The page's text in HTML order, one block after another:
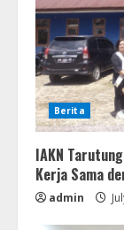
Berita
IAKN
Kerja Sama
admin